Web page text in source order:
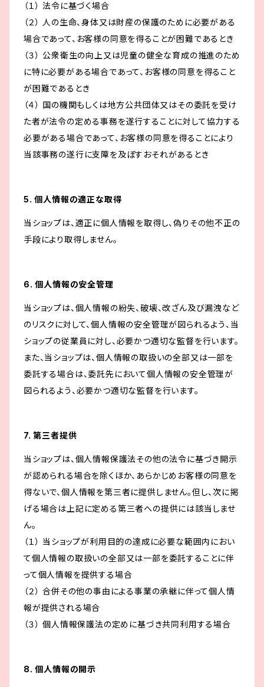
（１） 法令に基づく場合
（２） 人の生命、身体又は財産の保護のために必要がある
場合であって、お客様の同意を得ることが困難であるとき
（３） 公衆衛生の向上又は児童の健全な育成の推進のため
に特に必要がある場合であって、お客様の同意を得ること
が困難であるとき
（４） 国の機関もしくは地方公共団体又はその委託を受け
た者が法令の定める事務を遂行することに対して協力する
必要がある場合であって、お客様の同意を得ることにより
当該事務の遂行に支障を及ぼすおそれがあるとき
5. 個人情報の適正な取得
当ショップは、適正に個人情報を取得し、偽りその他不正の
手段により取得しません。
6. 個人情報の安全管理
当ショップは、個人情報の紛失、破壊、改ざん及び漏洩など
のリスクに対して、個人情報の安全管理が図られるよう、当
ショップの従業員に対し、必要かつ適切な監督を行います。
また、当ショップは、個人情報の取扱いの全部又は一部を
委託する場合は、委託先において個人情報の安全管理が
図られるよう、必要かつ適切な監督を行います。
7. 第三者提供
当ショップは、個人情報保護法その他の法令に基づき開示
が認められる場合を除くほか、あらかじめお客様の同意を
得ないで、個人情報を第三者に提供しません。但し、次に掲
げる場合は上記に定める第三者への提供には該当しませ
ん。
（１） 当ショップが利用目的の達成に必要な範囲内におい
て個人情報の取扱いの全部又は一部を委託することに伴
って個人情報を提供する場合
（２） 合併その他の事由による事業の承継に伴って個人情
報が提供される場合
（３） 個人情報保護法の定めに基づき共同利用する場合
8. 個人情報の開示